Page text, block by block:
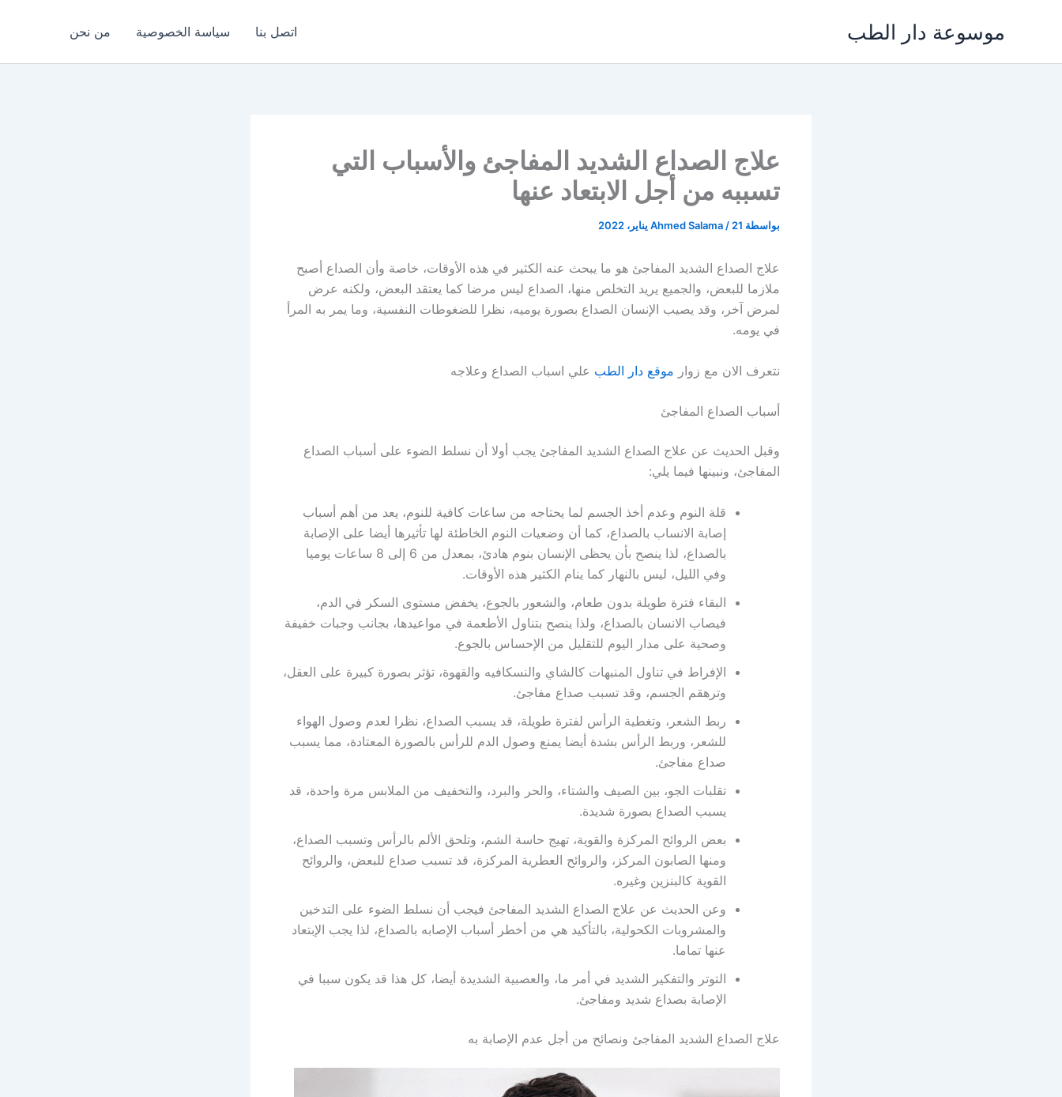
موسوعة دار الطب اتصل بنا سياسة الخصوصية من نحن
علاج الصداع الشديد المفاجئ والأسباب التي
تسببه من أجل الابتعاد عنها
بواسطة Ahmed Salama / 21 يناير، 2022
علاج الصداع الشديد المفاجئ هو ما يبحث عنه الكثير في هذه الأوقات، خاصة وأن الصداع أصبح
ملازما للبعض، والجميع يريد التخلص منها، الصداع ليس مرضا كما يعتقد البعض، ولكنه عرض
لمرض آخر، وقد يصيب الإنسان الصداع بصورة يوميه، نظرا للضغوطات النفسية، وما يمر به المرأ
في يومه.
نتعرف الان مع زوار موقع دار الطب علي اسباب الصداع وعلاجه
أسباب الصداع المفاجئ
وقبل الحديث عن علاج الصداع الشديد المفاجئ يجب أولا أن نسلط الضوء على أسباب الصداع
المفاجئ، ونبينها فيما يلي:
قلة النوم وعدم أخذ الجسم لما يحتاجه من ساعات كافية للنوم، يعد من أهم أسباب
إصابة الانساب بالصداع، كما أن وضعيات النوم الخاطئة لها تأثيرها أيضا على الإصابة
بالصداع، لذا ينصح بأن يحظى الإنسان بنوم هادئ، بمعدل من 6 إلى 8 ساعات يوميا
وفي الليل، ليس بالنهار كما ينام الكثير هذه الأوقات.
البقاء فترة طويلة بدون طعام، والشعور بالجوع، يخفض مستوى السكر في الدم،
فيصاب الانسان بالصداع، ولذا ينصح بتناول الأطعمة في مواعيدها، بجانب وجبات خفيفة
وصحية على مدار اليوم للتقليل من الإحساس بالجوع.
الإفراط في تناول المنبهات كالشاي والنسكافيه والقهوة، تؤثر بصورة كبيرة على العقل،
وترهقم الجسم، وقد تسبب صداع مفاجئ.
ربط الشعر، وتغطية الرأس لفترة طويلة، قد يسبب الصداع، نظرا لعدم وصول الهواء
للشعر، وربط الرأس بشدة أيضا يمنع وصول الدم للرأس بالصورة المعتادة، مما يسبب
صداع مفاجئ.
تقلبات الجو، بين الصيف والشتاء، والحر والبرد، والتخفيف من الملابس مرة واحدة، قد
يسبب الصداع بصورة شديدة.
بعض الروائح المركزة والقوية، تهيج حاسة الشم، وتلحق الألم بالرأس وتسبب الصداع،
ومنها الصابون المركز، والروائح العطرية المركزة، قد تسبب صداع للبعض، والروائح
القوية كالبنزين وغيره.
وعن الحديث عن علاج الصداع الشديد المفاجئ فيجب أن نسلط الضوء على التدخين
والمشروبات الكحولية، بالتأكيد هي من أخطر أسباب الإصابه بالصداع، لذا يجب الإبتعاد
عنها تماما.
التوتر والتفكير الشديد في أمر ما، والعصبية الشديدة أيضا، كل هذا قد يكون سببا في
الإصابة بصداع شديد ومفاجئ.
علاج الصداع الشديد المفاجئ ونصائح من أجل عدم الإصابة به